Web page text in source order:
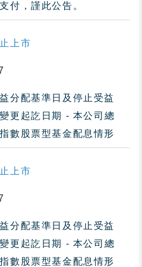
付，謹此公告。
上市
分配基準日及停止受益
更起訖日期 - 本公司總
數股票型基金配息情形
上市
分配基準日及停止受益
更起訖日期 - 本公司總
數股票型基金配息情形